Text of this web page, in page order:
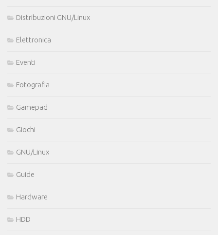
Distribuzioni GNU/Linux
Elettronica
Eventi
Fotografia
Gamepad
Giochi
GNU/Linux
Guide
Hardware
HDD